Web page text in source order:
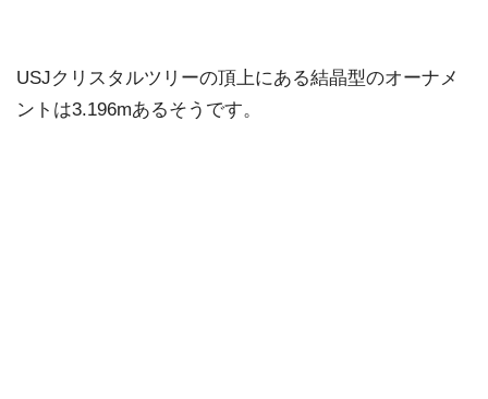
USJクリスタルツリーの頂上にある結晶型のオーナメ
ントは3.196mあるそうです。